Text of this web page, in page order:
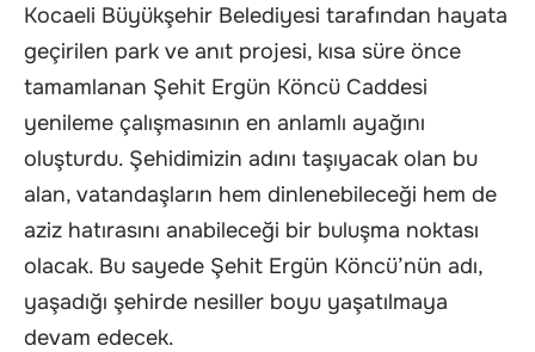
Kocaeli Büyükşehir Belediyesi tarafından hayata
geçirilen park ve anıt projesi, kısa süre önce
tamamlanan Şehit Ergün Köncü Caddesi
yenileme çalışmasının en anlamlı ayağını
oluşturdu. Şehidimizin adını taşıyacak olan bu
alan, vatandaşların hem dinlenebileceği hem de
aziz hatırasını anabileceği bir buluşma noktası
olacak. Bu sayede Şehit Ergün Köncü’nün adı,
yaşadığı şehirde nesiller boyu yaşatılmaya
devam edecek.